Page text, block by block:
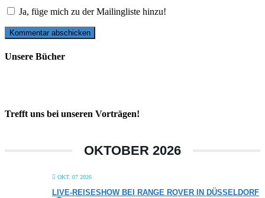
Ja, füge mich zu der Mailingliste hinzu!
Unsere Bücher
Trefft uns bei unseren Vorträgen!
OKTOBER 2026
OKT. 07 2026
LIVE-REISESHOW BEI RANGE ROVER IN DÜSSELDORF